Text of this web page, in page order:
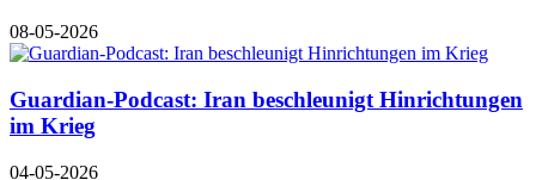
08-05-2026
Guardian-Podcast: Iran beschleunigt Hinrichtungen
im Krieg
04-05-2026